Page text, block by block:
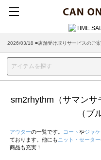
2026/03/18 ■店舗受け取りサービスのご
sm2rhythm（サマン
（ブ
アウターの一覧です。 コート やジャケ
ております。他にも ニット・セーター
商品も充実！